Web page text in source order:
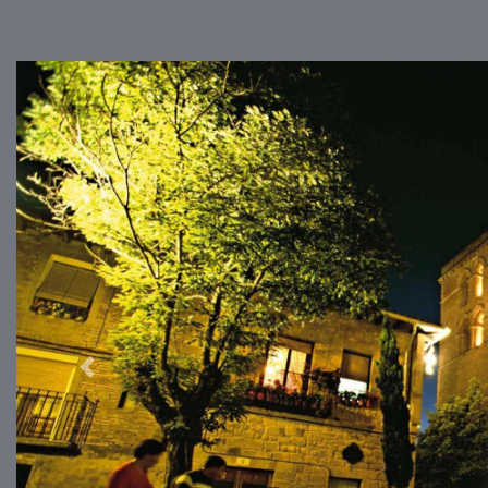
Previous